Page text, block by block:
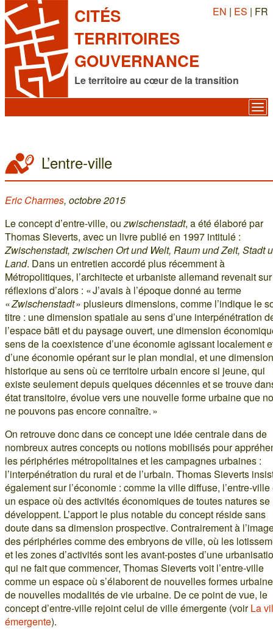
CITÉS
TERRITOIRES
GOUVERNANCE
Le territoire au cœur de la transition
EN | ES | FR
L’entre-ville
Eric Charmes, octobre 2015
Le concept d’entre-ville, ouzwischenstadt, a été élaboré par
Thomas Sieverts, avec un livre publié en 1997 intitulé :
Zwischenstadt, zwischen Ort und Welt, Raum und Zeit, Stadt
Land. Dans un entretien accordé plus récemment à
Métropolitiques, l’architecte et urbaniste allemand revenait
réflexions d’alors : « J’avais à l’époque donné au terme
«Zwischenstadt» plusieurs dimensions, comme l’indique le
titre : une dimension spatiale au sens d’une interpénétration
l’espace bâti et du paysage ouvert, une dimension
sens de la coexistence d’une économie agissant localement
d’une économie opérant sur le plan mondial, et une dimension
historique au sens où ce territoire urbain encore si jeune, qui
existe seulement depuis quelques décennies et se trouve
état transitoire, évolue vers une nouvelle forme urbaine que
ne pouvons pas encore connaître. »
On retrouve donc dans ce concept une idée centrale dans de
nombreux autres concepts ou notions mobilisés pour
les périphéries métropolitaines et les campagnes urbaines :
l’interpénétration du rural et de l’urbain. Thomas Sieverts
également sur l’économie : comme la ville diffuse, l’entre-ville
un espace où des activités économiques de toutes natures se
développent. L’apport le plus notable du concept réside sans
doute dans sa dimension prospective. Contrairement à
des périphéries comme des embryons de ville, où les
et les zones d’activités sont les avant-postes d’une
qui ne fait que commencer, Thomas Sieverts voit l’entre-ville
comme un espace où s’élaborent de nouvelles formes
de nouvelles modalités de vie urbaine. De ce point de vue, le
concept d’entre-ville rejoint celui de ville émergente (voirLa
émergente).